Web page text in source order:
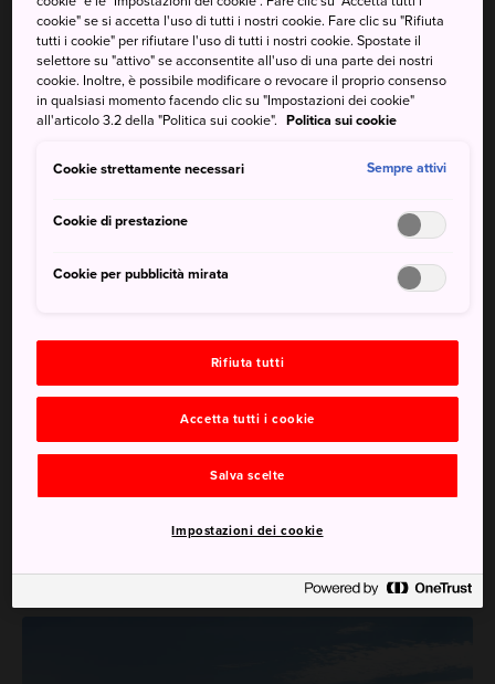
direttamente da Madre Natura.
Lungo la costa di Shirahama, Madre Natura ha utilizzato
l'impetuoso Oceano Pacifico per creare alcune opere
d'arte davvero all'avanguardia, come le scogliere
un'artista versatile, e grazie al suo lato sensibile, sull'isola
profondo romanticismo.
Come arrivare
La zona di Engetsuto è raggiungibile soltanto tramite
l'autobus circolare Meiko che parte dalla stazione di
Shirahama. Scendi alla fermata dell'autobus di Rinkai
In autobus si può accedere anche ad altre aree di
interesse lungo la costa, tra cui la spiaggia di
Senjojiki .
cookie" se si accetta l'uso di tutti i nostri cookie. Fare clic su "Rifiuta
tutti i cookie" per rifiutare l'uso di tutti i nostri cookie. Spostate il
selettore su "attivo" se acconsentite all'uso di una parte dei nostri
cookie. Inoltre, è possibile modificare o revocare il proprio consenso
in qualsiasi momento facendo clic su "Impostazioni dei cookie"
all'articolo 3.2 della "Politica sui cookie". Politica sui cookie
Cookie strettamente necessari Sempre attivi
Cookie di prestazione
Cookie per pubblicità mirata
Rifiuta tutti
Accetta tutti i cookie
Salva scelte
Impostazioni dei cookie